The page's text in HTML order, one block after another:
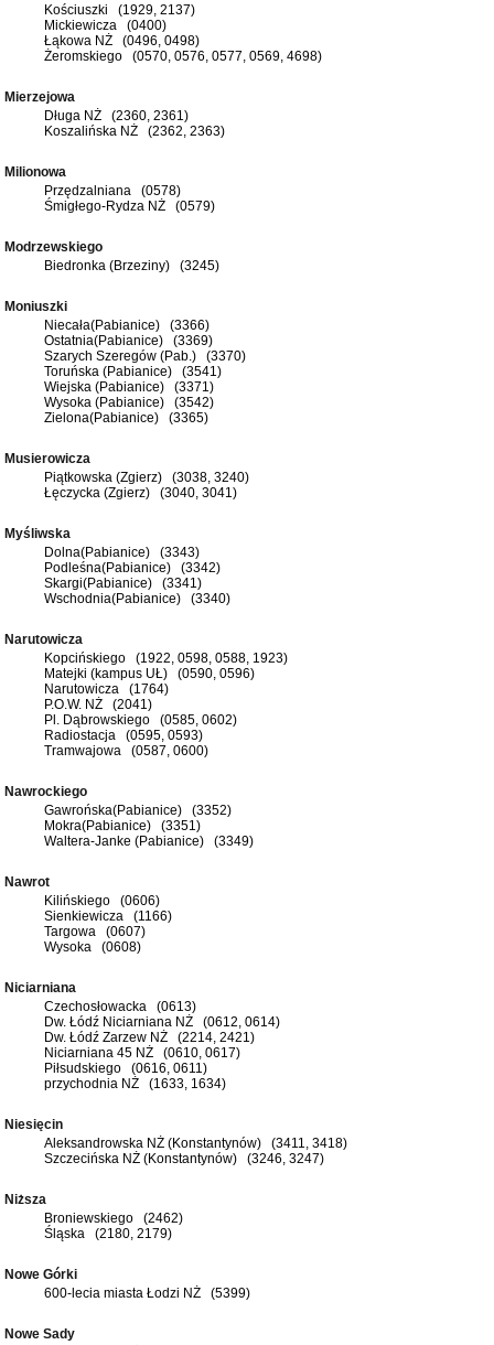
Kościuszki (1929, 2137)
Mickiewicza (0400)
Łąkowa NŻ (0496, 0498)
Żeromskiego (0570, 0576, 0577, 0569, 4698)
Mierzejowa
Długa NŻ (2360, 2361)
Koszalińska NŻ (2362, 2363)
Milionowa
Przędzalniana (0578)
Śmigłego-Rydza NŻ (0579)
Modrzewskiego
Biedronka (Brzeziny) (3245)
Moniuszki
Niecała(Pabianice) (3366)
Ostatnia(Pabianice) (3369)
Szarych Szeregów (Pab.) (3370)
Toruńska (Pabianice) (3541)
Wiejska (Pabianice) (3371)
Wysoka (Pabianice) (3542)
Zielona(Pabianice) (3365)
Musierowicza
Piątkowska (Zgierz) (3038, 3240)
Łęczycka (Zgierz) (3040, 3041)
Myśliwska
Dolna(Pabianice) (3343)
Podleśna(Pabianice) (3342)
Skargi(Pabianice) (3341)
Wschodnia(Pabianice) (3340)
Narutowicza
Kopcińskiego (1922, 0598, 0588, 1923)
Matejki (kampus UŁ) (0590, 0596)
Narutowicza (1764)
P.O.W. NŻ (2041)
Pl. Dąbrowskiego (0585, 0602)
Radiostacja (0595, 0593)
Tramwajowa (0587, 0600)
Nawrockiego
Gawrońska(Pabianice) (3352)
Mokra(Pabianice) (3351)
Waltera-Janke (Pabianice) (3349)
Nawrot
Kilińskiego (0606)
Sienkiewicza (1166)
Targowa (0607)
Wysoka (0608)
Niciarniana
Czechosłowacka (0613)
Dw. Łódź Niciarniana NŻ (0612, 0614)
Dw. Łódź Zarzew NŻ (2214, 2421)
Niciarniana 45 NŻ (0610, 0617)
Piłsudskiego (0616, 0611)
przychodnia NŻ (1633, 1634)
Niesięcin
Aleksandrowska NŻ (Konstantynów) (3411, 3418)
Szczecińska NŻ (Konstantynów) (3246, 3247)
Niższa
Broniewskiego (2462)
Śląska (2180, 2179)
Nowe Górki
600-lecia miasta Łodzi NŻ (5399)
Nowe Sady